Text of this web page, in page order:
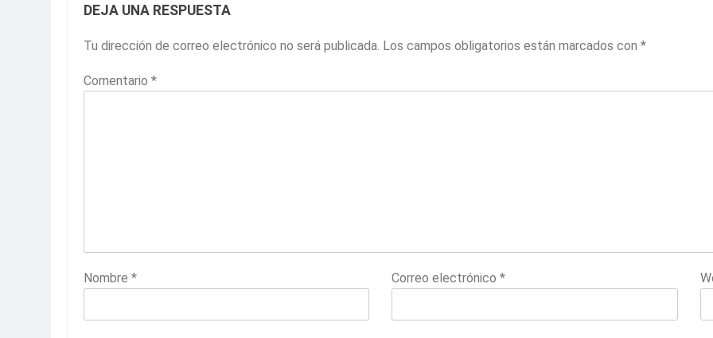
DEJA UNA RESPUESTA
Tu dirección de correo electrónico no será publicada. Los campos obligatorios están marcados con *
Comentario *
Nombre * Correo electrónico*